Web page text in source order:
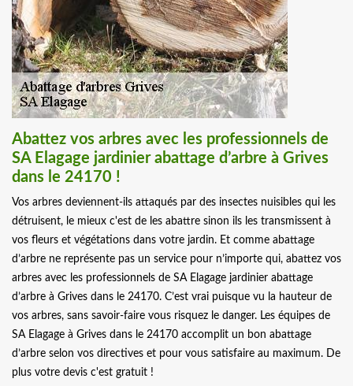
Abattez vos arbres avec les professionnels de
SA Elagage jardinier abattage d’arbre à Grives
dans le 24170 !
Vos arbres deviennent-ils attaqués par des insectes nuisibles qui les
détruisent, le mieux c'est de les abattre sinon ils les transmissent à
vos fleurs et végétations dans votre jardin. Et comme abattage
d’arbre ne représente pas un service pour n’importe qui, abattez vos
arbres avec les professionnels de SA Elagage jardinier abattage
d’arbre à Grives dans le 24170. C’est vrai puisque vu la hauteur de
vos arbres, sans savoir-faire vous risquez le danger. Les équipes de
SA Elagage à Grives dans le 24170 accomplit un bon abattage
d’arbre selon vos directives et pour vous satisfaire au maximum. De
plus votre devis c'est gratuit !